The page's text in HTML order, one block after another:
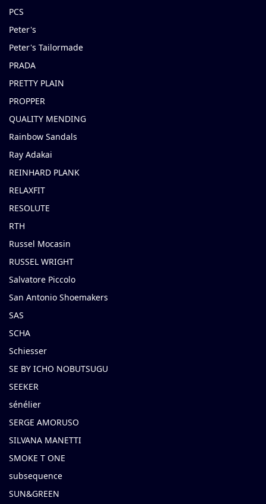
PCS
Peter's
Peter's Tailormade
PRADA
PRETTY PLAIN
PROPPER
QUALITY MENDING
Rainbow Sandals
Ray Adakai
REINHARD PLANK
RELAXFIT
RESOLUTE
RTH
Russel Mocasin
RUSSEL WRIGHT
Salvatore Piccolo
San Antonio Shoemakers
SAS
SCHA
Schiesser
SE BY ICHO NOBUTSUGU
SEEKER
sénélier
SERGE AMORUSO
SILVANA MANETTI
SMOKE T ONE
subsequence
SUN&GREEN